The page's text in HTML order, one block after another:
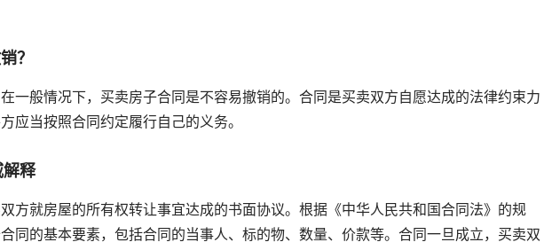
？
一般情况下，买卖房子合同是不容易撤销的。合同是买卖双方自愿达成的法律约束力
应当按照合同约定履行自己的义务。
解释
方就房屋的所有权转让事宜达成的书面协议。根据《中华人民共和国合同法》的规
同的基本要素，包括合同的当事人、标的物、数量、价款等。合同一旦成立，买卖双